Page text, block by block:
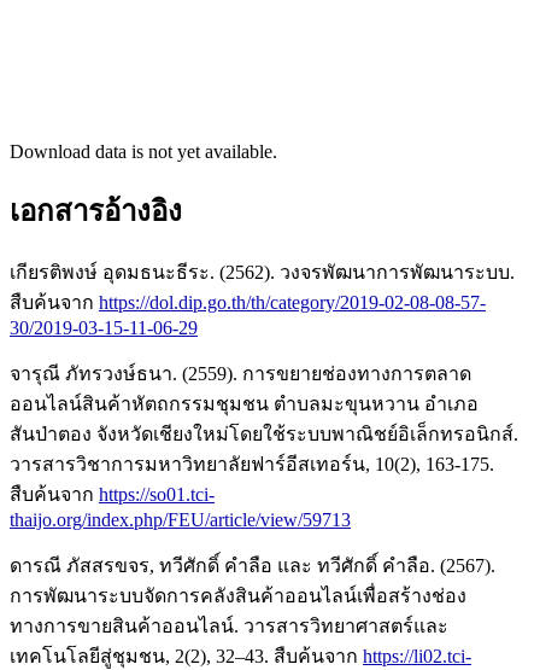
Download data is not yet available.
เอกสารอ้างอิง
เกียรติพงษ์ อุดมธนะธีระ. (2562). วงจรพัฒนาการพัฒนาระบบ.
สืบค้นจาก https://dol.dip.go.th/th/category/2019-02-08-08-57-
30/2019-03-15-11-06-29
จารุณี ภัทรวงษ์ธนา. (2559). การขยายช่องทางการตลาด
ออนไลน์สินค้าหัตถกรรมชุมชน ตำบลมะขุนหวาน อำเภอ
สันป่าตอง จังหวัดเชียงใหม่โดยใช้ระบบพาณิชย์อิเล็กทรอนิกส์.
วารสารวิชาการมหาวิทยาลัยฟาร์อีสเทอร์น, 10(2), 163-175.
สืบค้นจาก https://so01.tci-
thaijo.org/index.php/FEU/article/view/59713
ดารณี ภัสสรขจร, ทวีศักดิ์ คำลือ และ ทวีศักดิ์ คำลือ. (2567).
การพัฒนาระบบจัดการคลังสินค้าออนไลน์เพื่อสร้างช่อง
ทางการขายสินค้าออนไลน์. วารสารวิทยาศาสตร์และ
เทคโนโลยีสู่ชุมชน, 2(2), 32–43. สืบค้นจาก https://li02.tci-